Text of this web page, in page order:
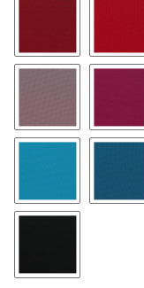
43 23
79 89
07